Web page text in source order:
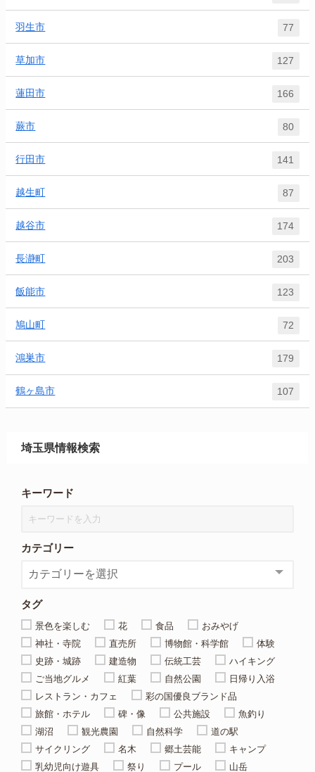
羽生市 77
草加市 127
蓮田市 166
蕨市 80
行田市 141
越生町 87
越谷市 174
長瀞町 203
飯能市 123
鳩山町 72
鴻巣市 179
鶴ヶ島市 107
埼玉県情報検索
キーワード
カテゴリー
タグ
景色を楽しむ 花 食品
おみやげ
神社・寺院
直売所 博物館・科学館
体験
史跡・城跡
建造物 伝統工芸
ハイキング
ご当地グルメ
紅葉 自然公園
日帰り入浴
レストラン・カフェ
彩の国優良ブランド品
旅館・ホテル
碑・像 公共施設
魚釣り
湖沼
観光農園 自然科学
道の駅
サイクリング
名木 郷土芸能
キャンプ
乳幼児向け遊具
祭り プール
山岳